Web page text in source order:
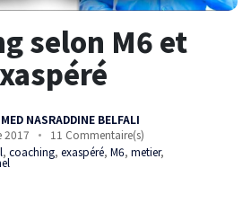
selon M6 et
NASRADDINE BELFALI
2017
11 Commentaire(s)
, coaching, exaspéré, M6, metier,